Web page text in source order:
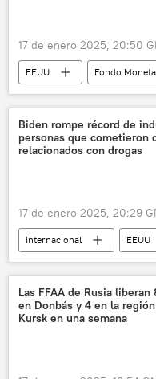
17 de enero 2025, 20:50
EEUU
Fondo
📈 Mercados y finanzas
crecimiento económico
Economía
Biden rompe récord de
personas que cometieron
relacionados con drogas
17 de enero 2025, 20:29
Internacional EEUU
drogas
crímenes
Las FFAA de Rusia
en Donbás y 4 en la
Kursk en una semana